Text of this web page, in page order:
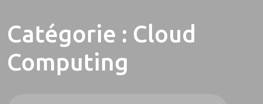
Catégorie : Cloud
Computing